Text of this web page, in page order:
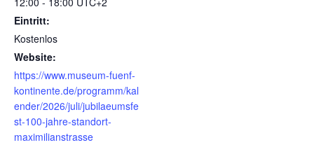
Eintritt:
Kostenlos
Website:
https://www.museum-fuenf-
kontinente.de/programm/kal
ender/2026/juli/jubilaeumsfe
st-100-jahre-standort-
maximilianstrasse